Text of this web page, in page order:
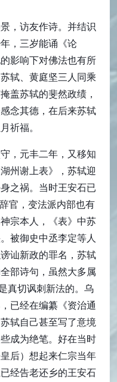
，访友作诗。并结识
，三岁能诵《论
影响下对佛法也有所
轼、黄庭坚三人同乘
盖苏轼的斐然政绩，
念其德，在后来苏轼
祈福。
，元丰二年，又移知
州谢上表》，苏轼迎
之祸。当时王安石已
官，变法派内部也有
宗本人，《表》中苏
被御史中丞李定等人
讪新政的罪名，苏轼
部诗句，虽然大多属
真切讽刺新法的。乌
已经在编纂《资治通
轼自己甚至写了意境
成为绝笔。好在当时
后）想起来仁宗当年
经告老还乡的王安石